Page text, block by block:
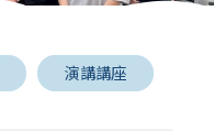
演講講座